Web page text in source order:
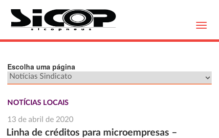
Escolha uma página
NOTÍCIAS LOCAIS
13 de abril de 2020
Linha de créditos para microempresas –